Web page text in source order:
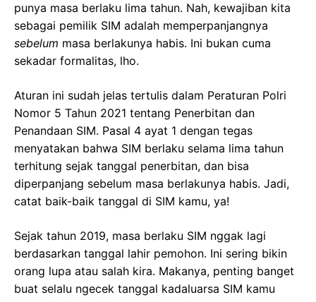
punya masa berlaku lima tahun. Nah, kewajiban kita
sebagai pemilik SIM adalah memperpanjangnya
sebelum masa berlakunya habis. Ini bukan cuma
sekadar formalitas, lho.
Aturan ini sudah jelas tertulis dalam Peraturan Polri
Nomor 5 Tahun 2021 tentang Penerbitan dan
Penandaan SIM. Pasal 4 ayat 1 dengan tegas
menyatakan bahwa SIM berlaku selama lima tahun
terhitung sejak tanggal penerbitan, dan bisa
diperpanjang sebelum masa berlakunya habis. Jadi,
catat baik-baik tanggal di SIM kamu, ya!
Sejak tahun 2019, masa berlaku SIM nggak lagi
berdasarkan tanggal lahir pemohon. Ini sering bikin
orang lupa atau salah kira. Makanya, penting banget
buat selalu ngecek tanggal kadaluarsa SIM kamu